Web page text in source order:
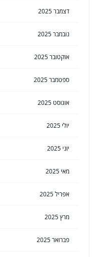
דצמבר 2025
נובמבר 2025
אוקטובר 2025
ספטמבר 2025
אוגוסט 2025
יולי 2025
יוני 2025
מאי 2025
אפריל 2025
מרץ 2025
פברואר 2025